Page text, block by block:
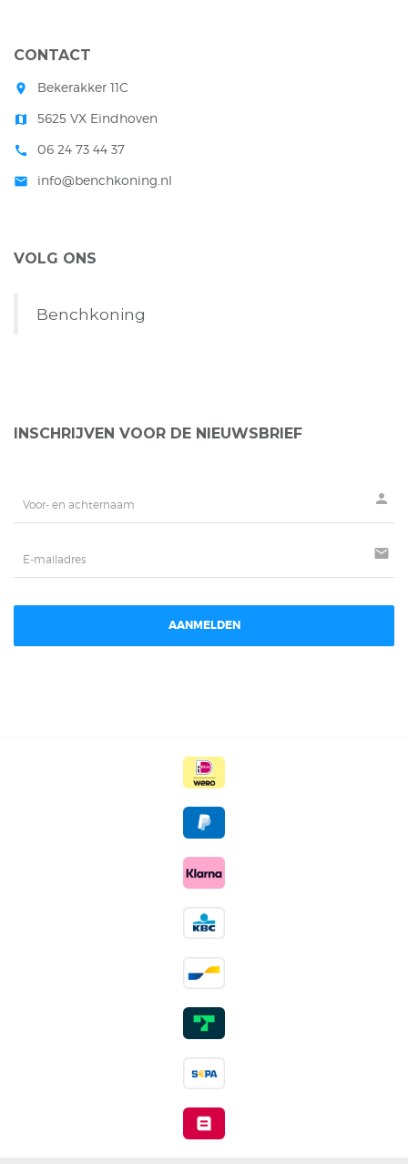
CONTACT
room Bekerakker 11C
map 5625 VX Eindhoven
call 06 24 73 44 37
mail info@benchkoning.nl
VOLG ONS
Benchkoning
INSCHRIJVEN VOOR DE NIEUWSBRIEF
person
mail
AANMELDEN